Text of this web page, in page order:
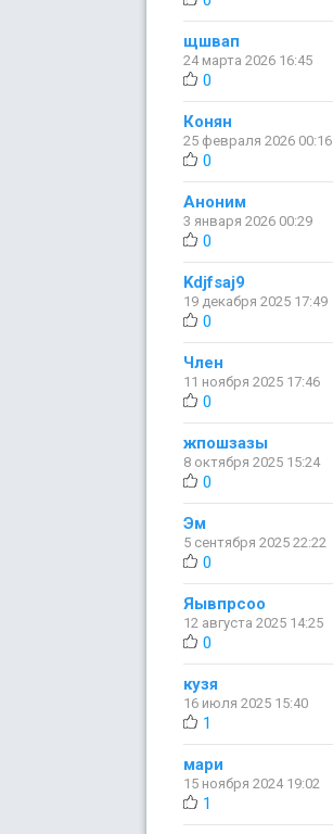
щшвап
24 марта 2026 16:45
0
Конян
25 февраля 2026 00:16
0
Аноним
3 января 2026 00:29
0
Kdjfsaj9
19 декабря 2025 17:49
0
Член
11 ноября 2025 17:46
0
жпошзазы
8 октября 2025 15:24
0
Эм
5 сентября 2025 22:22
0
Яывпрсоо
12 августа 2025 14:25
0
кузя
16 июля 2025 15:40
1
мари
15 ноября 2024 19:02
1